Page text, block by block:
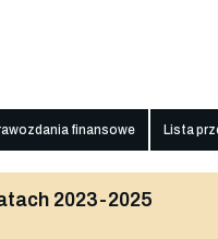
finansowe Lista
2023-2025